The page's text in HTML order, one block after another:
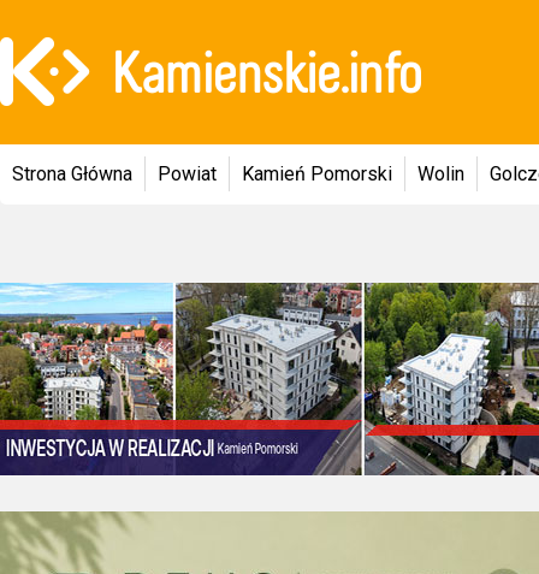
Strona Główna Powiat Kamień Pomorski Wolin